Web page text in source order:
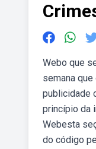
Webo que
semana
publicidade
princípio da
Webesta
do código